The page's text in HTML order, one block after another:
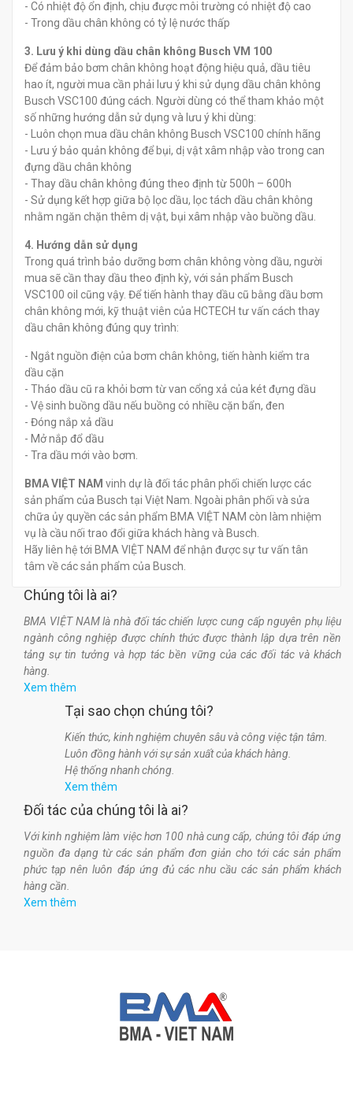
- Có nhiệt độ ổn định, chịu được môi trường có nhiệt độ cao
- Trong dầu chân không có tỷ lệ nước thấp
3. Lưu ý khi dùng dầu chân không Busch VM 100
Để đảm bảo bơm chân không hoạt động hiệu quả, dầu tiêu
hao ít, người mua cần phải lưu ý khi sử dụng dầu chân không
Busch VSC100 đúng cách. Người dùng có thể tham khảo một
số những hướng dẫn sử dụng và lưu ý khi dùng:
- Luôn chọn mua dầu chân không Busch VSC100 chính hãng
- Lưu ý bảo quản không để bụi, dị vật xâm nhập vào trong can
đựng dầu chân không
- Thay dầu chân không đúng theo định từ 500h – 600h
- Sử dụng kết hợp giữa bộ lọc dầu, lọc tách dầu chân không
nhằm ngăn chặn thêm dị vật, bụi xâm nhập vào buồng dầu.
4. Hướng dẫn sử dụng
Trong quá trình bảo dưỡng bơm chân không vòng dầu, người
mua sẽ cần thay dầu theo định kỳ, với sản phẩm Busch
VSC100 oil cũng vậy. Để tiến hành thay dầu cũ bằng dầu bơm
chân không mới, kỹ thuật viên của HCTECH tư vấn cách thay
dầu chân không đúng quy trình:
- Ngắt nguồn điện của bơm chân không, tiến hành kiểm tra
dầu cặn
- Tháo dầu cũ ra khỏi bơm từ van cổng xả của két đựng dầu
- Vệ sinh buồng dầu nếu buồng có nhiều cặn bẩn, đen
- Đóng nắp xả dầu
- Mở nắp đổ dầu
- Tra dầu mới vào bơm.
BMA VIỆT NAM vinh dự là đối tác phân phối chiến lược các
sản phẩm của Busch tại Việt Nam. Ngoài phân phối và sửa
chữa ủy quyền các sản phẩm BMA VIỆT NAM còn làm nhiệm
vụ là cầu nối trao đổi giữa khách hàng và Busch.
Hãy liên hệ tới BMA VIỆT NAM để nhận được sự tư vấn tân
tâm về các sản phẩm của Busch.
Chúng tôi là ai?
BMA VIỆT NAM là nhà đối tác chiến lược cung cấp nguyên phụ liệu
ngành công nghiệp được chính thức được thành lập dựa trên nền
tảng sự tin tưởng và hợp tác bền vững của các đối tác và khách
hàng.
Xem thêm
Tại sao chọn chúng tôi?
Kiến thức, kinh nghiệm chuyên sâu và công việc tận tâm.
Luôn đồng hành với sự sản xuất của khách hàng.
Hệ thống nhanh chóng.
Xem thêm
Đối tác của chúng tôi là ai?
Với kinh nghiệm làm việc hơn 100 nhà cung cấp, chúng tôi đáp ứng
nguồn đa dạng từ các sản phẩm đơn giản cho tới các sản phẩm
phức tạp nên luôn đáp ứng đủ các nhu cầu các sản phẩm khách
hàng cần.
Xem thêm